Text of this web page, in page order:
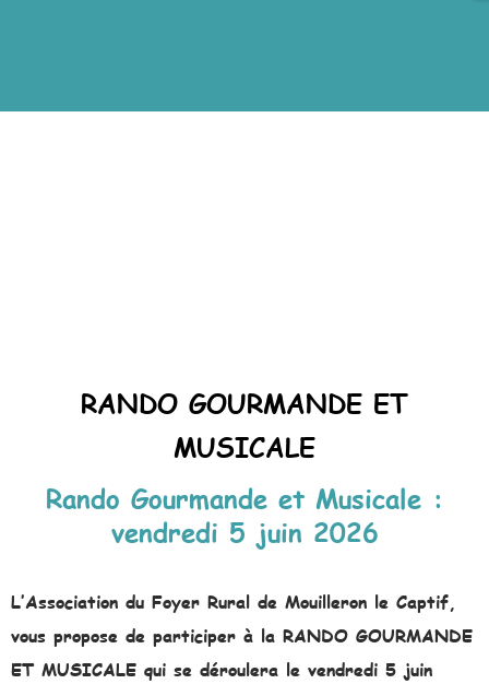
RANDO GOURMANDE ET
MUSICALE
Rando Gourmande et Musicale :
vendredi 5 juin 2026
L’Association du Foyer Rural de Mouilleron le Captif,
vous propose de participer à la RANDO GOURMANDE
ET MUSICALE qui se déroulera le vendredi 5 juin